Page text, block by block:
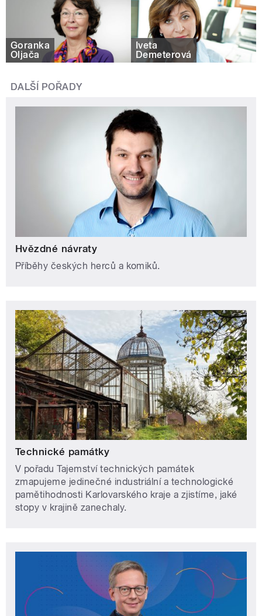
Goranka
Oljača
Iveta
Demeterová
DALŠÍ POŘADY
Hvězdné návraty
Příběhy českých herců a komiků.
Technické památky
V pořadu Tajemství technických památek
zmapujeme jedinečné industriální a technologické
pamětihodnosti Karlovarského kraje a zjistíme, jaké
stopy v krajině zanechaly.